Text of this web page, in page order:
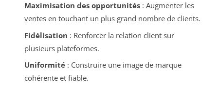
Maximisation des opportunités: Augmenter les
ventes en touchant un plus grand nombre de clients.
Fidélisation : Renforcer la relation client sur
plusieurs plateformes.
Uniformité: Construire une image de marque
cohérente et fiable.